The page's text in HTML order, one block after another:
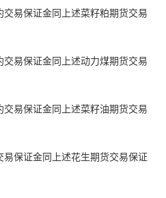
易保证金同上述菜籽粕期货交易
易保证金同上述动力煤期货交易
易保证金同上述菜籽油期货交易
保证金同上述花生期货交易保证